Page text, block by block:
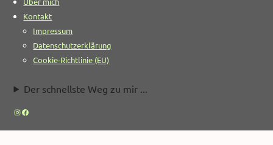
Kontakt
Impressum
Datenschutzerklärung
Cookie-Richtlinie (EU)
Der schnellste Weg zu mir ...
Instagram
Facebook